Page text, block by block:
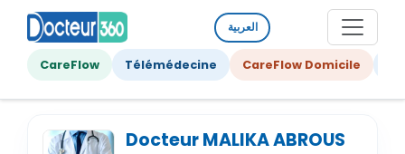
العربية
CareFlow Télémédecine CareFlow Domicile
Docteur MALIKA ABROUS